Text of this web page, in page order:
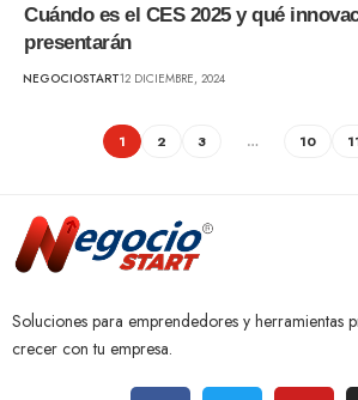
Cuándo es el CES 2025 y qué
presentarán
NEGOCIOSTART12 DICIEMBRE, 2024
1 2 3 … 10
Soluciones para emprendedores y herramientas
crecer con tu empresa.